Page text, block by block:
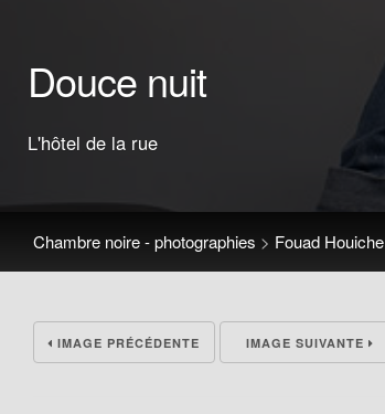
Douce nuit
L'hôtel de la rue
Chambre noire - photographies > Fouad Houiche
IMAGE PRÉCÉDENTE IMAGE SUIVANTE